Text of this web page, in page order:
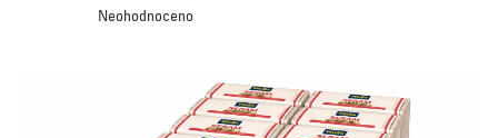
Průměrné
hodnocení
Neohodnoceno